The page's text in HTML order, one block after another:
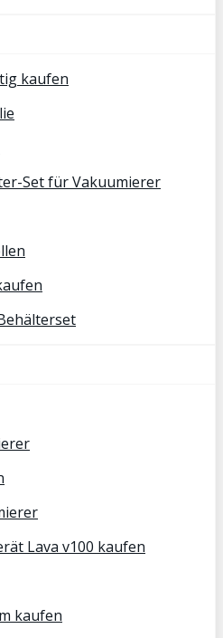
Set für Vakuumierer